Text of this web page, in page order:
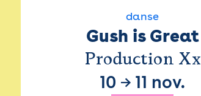
danse
Gush is Great
Production Xx
10 → 11 nov.